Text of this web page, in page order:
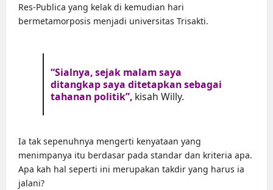
Res-Publica yang kelak di kemudian hari
bermetamorposis menjadi universitas Trisakti.
“Sialnya, sejak malam saya
ditangkap saya ditetapkan sebagai
tahanan politik”,kisah Willy.
Ia tak sepenuhnya mengerti kenyataan yang
menimpanya itu berdasar pada standar dan kriteria apa.
Apa kah hal seperti ini merupakan takdir yang harus ia
jalani?